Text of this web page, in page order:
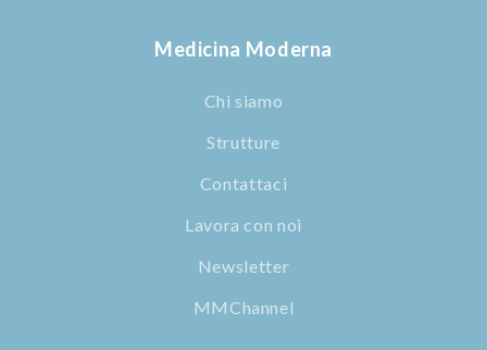
Medicina Moderna
Chi siamo
Strutture
Contattaci
Lavora con noi
Newsletter
MMChannel